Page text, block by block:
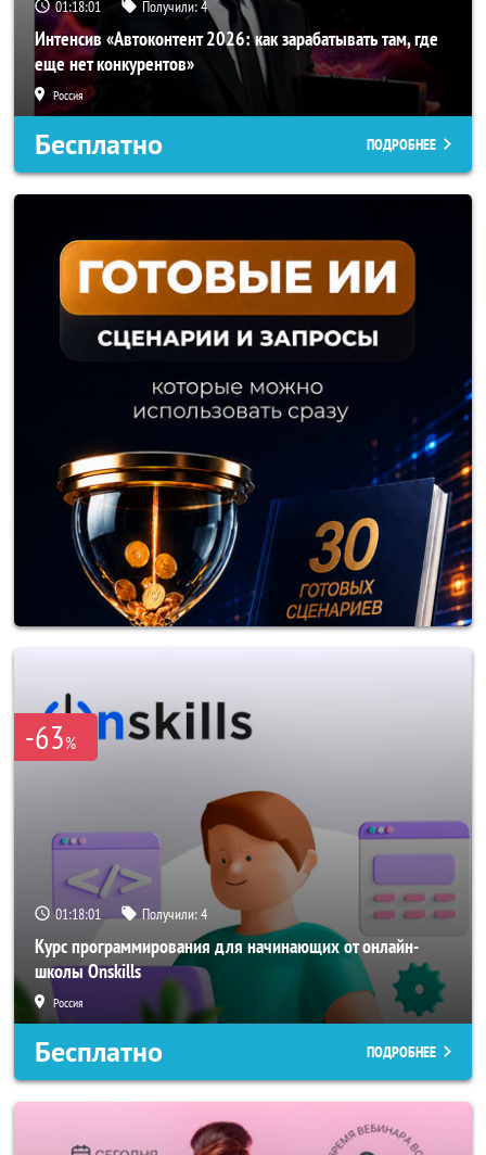
01:17:58 Получили:4
Интенсив «Автоконтент 2026: как зарабатывать там, где
еще нет конкурентов»
Россия
Бесплатно ПОДРОБНЕЕ
-63%
01:17:58 Получили:4
Курс программирования для начинающих от онлайн-
школы Onskills
Россия
Бесплатно ПОДРОБНЕЕ